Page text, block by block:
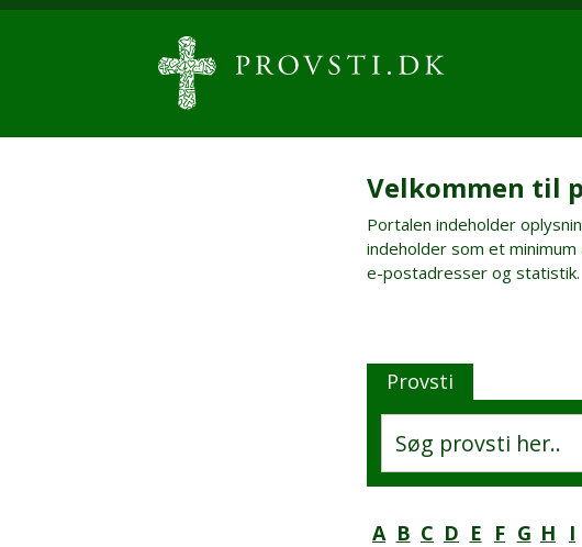
Velkommen til
Portalen indeholder
indeholder som et
e-postadresser og statistik.
Provsti
A B C D E F G H I